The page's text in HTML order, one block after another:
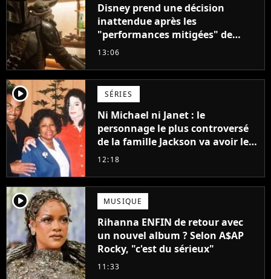
Disney prend une décision
inattendue après les
"performances mitigées" de
Vaiana et The Mandalorian &
13:06
player2 SÉRIES
Ni Michael ni Janet : le
personnage le plus controversé
de la famille Jackson va avoir le
droit à sa propre série
12:18
player2 MUSIQUE
Rihanna ENFIN de retour avec
un nouvel album ? Selon A$AP
Rocky, "c'est du sérieux"
11:33